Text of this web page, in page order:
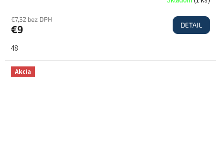
€7,32 bez DPH
€9 DETAIL
48
Akcia